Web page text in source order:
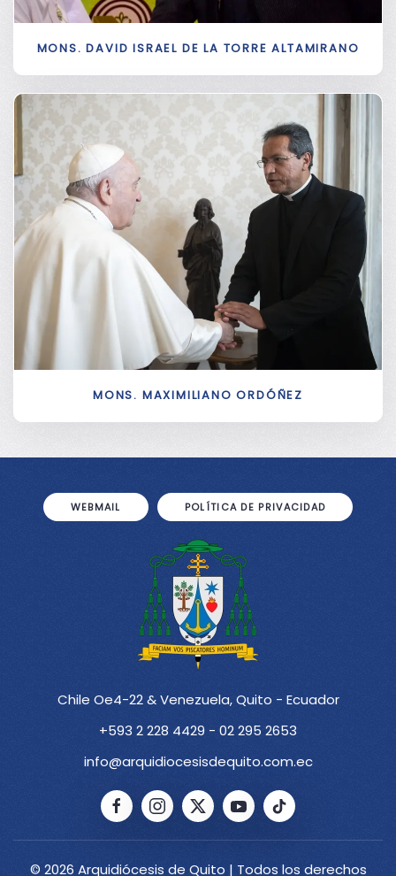
MONS. DAVID ISRAEL DE LA TORRE ALTAMIRANO
MONS. MAXIMILIANO ORDÓÑEZ
WEBMAIL POLÍTICA DE PRIVACIDAD
Chile Oe4-22 & Venezuela, Quito - Ecuador
+593 2 228 4429 - 02 295 2653
info@arquidiocesisdequito.com.ec
© 2026 Arquidiócesis de Quito | Todos los derechos